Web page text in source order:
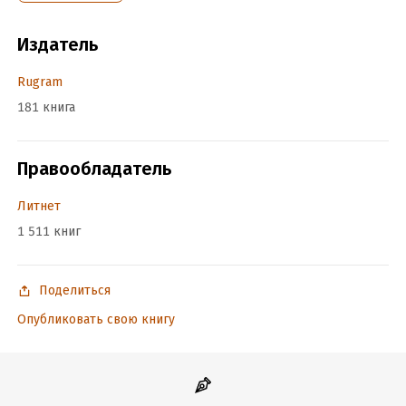
Издатель
Rugram
181 книга
Правообладатель
Литнет
1 511 книг
Поделиться
Опубликовать свою книгу